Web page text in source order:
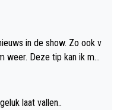
in de show. Zo ook v
weer. Deze tip kan ik met
laat vallen..